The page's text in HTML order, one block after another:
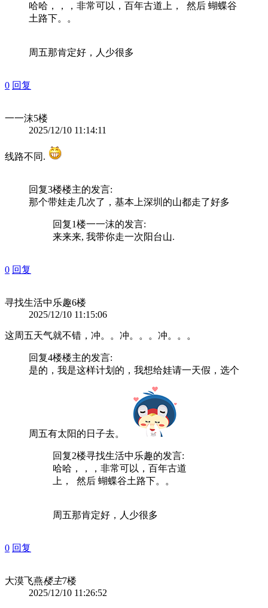
哈哈，，，非常可以，百年古道上， 然后 蝴蝶谷
土路下。。
周五那肯定好，人少很多
0 回复
一一沫5楼
2025/12/10 11:14:11
线路不同.
回复3楼楼主的发言:
那个带娃走几次了，基本上深圳的山都走了好多
回复1楼一一沫的发言:
来来来, 我带你走一次阳台山.
0 回复
寻找生活中乐趣6楼
2025/12/10 11:15:06
这周五天气就不错，冲。。冲。。。冲。。。
回复4楼楼主的发言:
是的，我是这样计划的，我想给娃请一天假，选个
周五有太阳的日子去。
回复2楼寻找生活中乐趣的发言:
哈哈，，，非常可以，百年古道
上， 然后 蝴蝶谷土路下。。
周五那肯定好，人少很多
0 回复
大漠飞燕楼主7楼
2025/12/10 11:26:52